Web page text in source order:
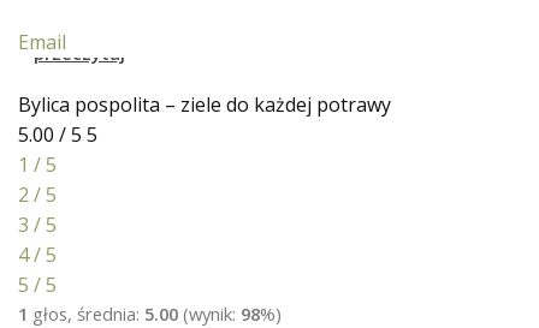
Email
Bylica pospolita – ziele do każdej potrawy
5.00 / 5 5
1 / 5
2 / 5
3 / 5
4 / 5
5 / 5
1 głos, średnia: 5.00 (wynik: 98%)